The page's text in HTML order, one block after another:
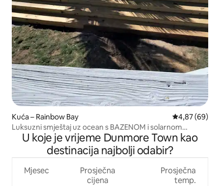
Kuća – Rainbow Bay Prosječna
4,87 (69)
Luksuzni smještaj uz ocean s BAZENOM i solarnom
energijom *Rainbow Charm*
U koje je vrijeme Dunmore Town kao
destinacija najbolji odabir?
Mjesec
Prosječna
cijena
Prosječna
temp.